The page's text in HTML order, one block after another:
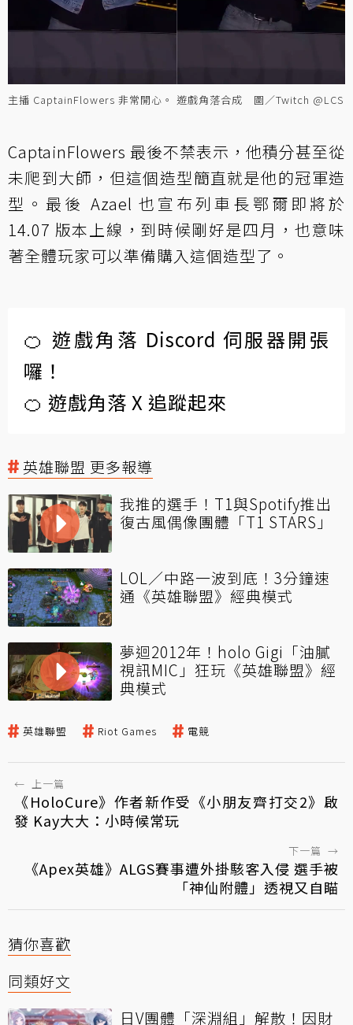
主播 CaptainFlowers 非常開心。 遊戲角落合成 圖／Twitch @LCS
CaptainFlowers 最後不禁表示，他積分甚至從
未爬到大師，但這個造型簡直就是他的冠軍造
型。最後 Azael 也宣布列車長鄂爾即將於
14.07 版本上線，到時候剛好是四月，也意味
著全體玩家可以準備購入這個造型了。
🍊 遊戲角落 Discord 伺服器開張
囉！
🍊 遊戲角落 X 追蹤起來
英雄聯盟 更多報導
我推的選手！T1與Spotify推出
復古風偶像團體「T1 STARS」
LOL／中路一波到底！3分鐘速
通《英雄聯盟》經典模式
夢迴2012年！holo Gigi「油膩
視訊MIC」狂玩《英雄聯盟》經
典模式
英雄聯盟 Riot Games 電競
← 上一篇
《HoloCure》作者新作受《小朋友齊打交2》啟
發 Kay大大：小時候常玩
下一篇 →
《Apex英雄》ALGS賽事遭外掛駭客入侵 選手被
「神仙附體」透視又自瞄
猜你喜歡
同類好文
日V團體「深淵組」解散！因財